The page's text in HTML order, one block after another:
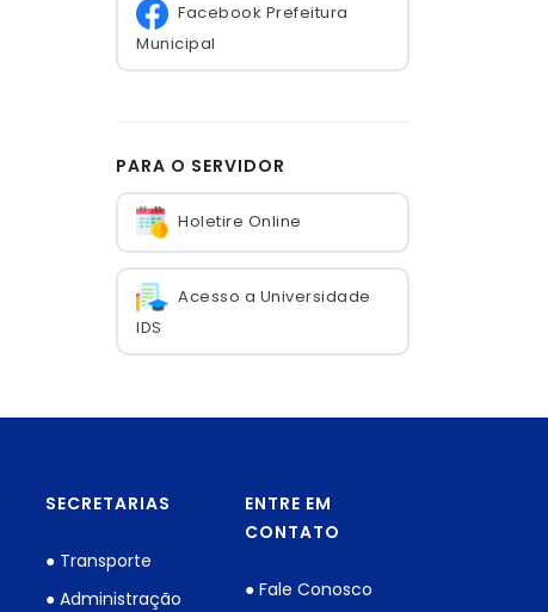
Facebook Prefeitura
Municipal
PARA O SERVIDOR
Holetire Online
Acesso a Universidade
IDS
SECRETARIAS
● Transporte
● Administração
ENTRE EM
CONTATO
● Fale Conosco